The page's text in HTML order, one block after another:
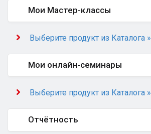
Мои Мастер-классы
Выберите продукт из Каталога »
Мои онлайн-семинары
Выберите продукт из Каталога »
Отчётность